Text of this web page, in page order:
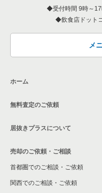
受付時間 9時～
飲食店ドット
メ
ホーム
無料査定のご依頼
居抜きプラスについて
売却のご依頼・ご相談
首都圏でのご相談・ご依頼
関西でのご相談・ご依頼